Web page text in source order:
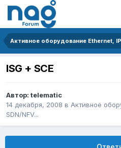
ISG + SCE
Автор: telematic
14 декабря, 2008 в Активное
SDN/NFV...